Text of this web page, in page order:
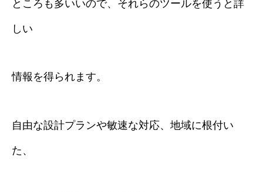
ところも多いいので、それらのツールを使うと詳
しい
情報を得られます。
自由な設計プランや敏速な対応、地域に根付い
た、